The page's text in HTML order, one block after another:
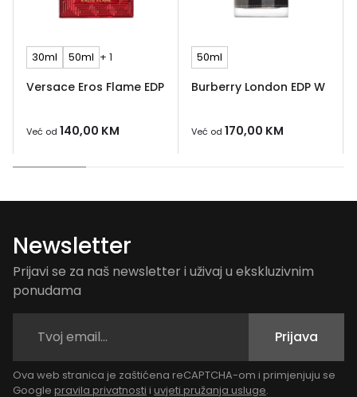
30ml 50ml + 1
Versace Eros Flame EDP
Već od 140,00 KM
50ml
Burberry London EDP W
Već od 170,00 KM
Newsletter
Prijavi se za naš newsletter i uživaj u ekskluzivnim
ponudama
Prijava
Ova web stranica je zaštićena reCAPTCHA-om i primjenjuju se
Google pravila privatnosti i uvjeti pružanja usluge.